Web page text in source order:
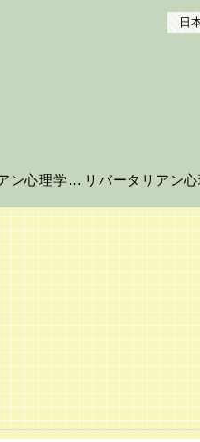
日
リバータリアン心理学の世界へようこそ！